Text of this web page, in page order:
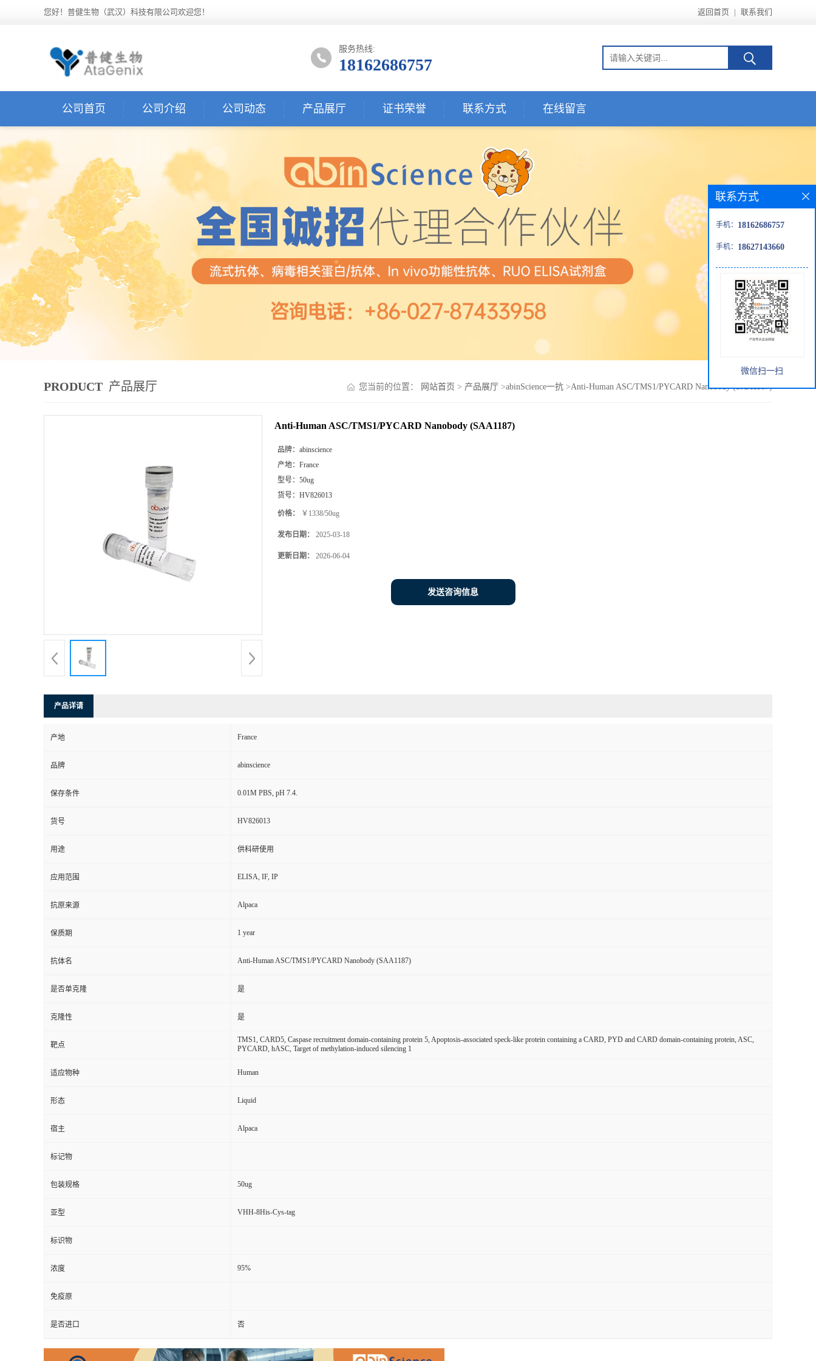
您好！普健生物（武汉）科技有限公司欢迎您！ 返回首页 | 联系我们
服务热线:
18162686757
公司首页 公司介绍 公司动态 产品展厅 证书荣誉 联系方式 在线留言
PRODUCT 产品展厅 您当前的位置： 网站首页 > 产品展厅 >abinScience一抗 >Anti-Human ASC/TMS1/PYCARD Nanobody (SAA1187)
Anti-Human ASC/TMS1/PYCARD Nanobody (SAA1187)
品牌： abinscience
产地： France
型号： 50ug
货号： HV826013
价格： ￥1338/50ug
发布日期： 2025-03-18
更新日期： 2026-06-04
发送咨询信息
产品详请
产地 France
品牌 abinscience
保存条件 0.01M PBS, pH 7.4.
货号 HV826013
用途 供科研使用
应用范围 ELISA, IF, IP
抗原来源 Alpaca
保质期 1 year
抗体名 Anti-Human ASC/TMS1/PYCARD Nanobody (SAA1187)
是否单克隆 是
克隆性 是
靶点
TMS1, CARD5, Caspase recruitment domain-containing protein 5, Apoptosis-associated speck-like protein containing a CARD, PYD and CARD domain-containing protein, ASC,
PYCARD, hASC, Target of methylation-induced silencing 1
适应物种 Human
形态 Liquid
宿主 Alpaca
标记物
包装规格 50ug
亚型 VHH-8His-Cys-tag
标识物
浓度 95%
免疫原
是否进口 否
联系方式
手机： 18162686757
手机： 18627143660
微信扫一扫